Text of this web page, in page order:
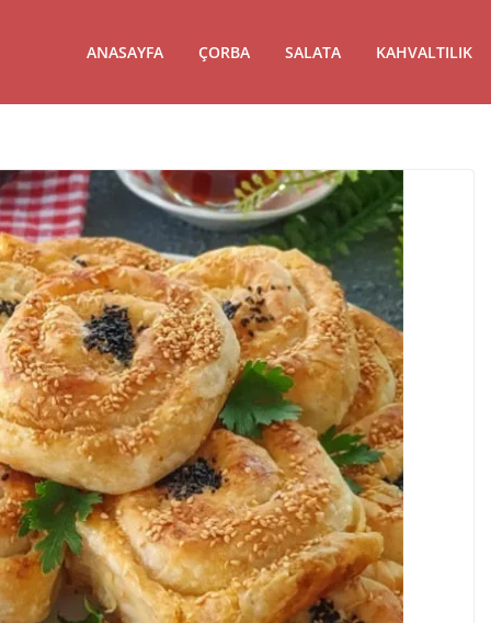
ANASAYFA ÇORBA SALATA KAHVALTILIK